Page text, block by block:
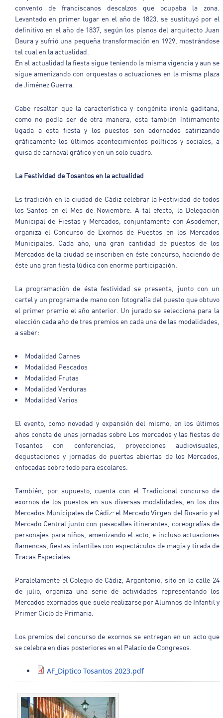
convento de franciscanos descalzos que ocupaba la zona.
Levantado en primer lugar en el año de 1823, se sustituyó por el
definitivo en el año de 1837, según los planos del arquitecto Juan
Daura y sufrió una pequeña transformación en 1929, mostrándose
tal cual en la actualidad.
En al actualidad la fiesta sigue teniendo la misma vigencia y aun se
sigue amenizando con orquestas o actuaciones en la misma plaza
de Jiménez Guerra.
Cabe resaltar que la característica y congénita ironía gaditana,
como no podía ser de otra manera, esta también íntimamente
ligada a esta fiesta y los puestos son adornados satirizando
gráficamente los últimos acontecimientos políticos y sociales, a
guisa de carnaval gráfico y en un solo cuadro.
La Festividad de Tosantos en la actualidad
Es tradición en la ciudad de Cádiz celebrar la Festividad de todos
los Santos en el Mes de Noviembre. A tal efecto, la Delegación
Municipal de Fiestas y Mercados, conjuntamente con Asodemer,
organiza el Concurso de Exornos de Puestos en los Mercados
Municipales. Cada año, una gran cantidad de puestos de los
Mercados de la ciudad se inscriben en éste concurso, haciendo de
éste una gran fiesta lúdica con enorme participación.
La programación de ésta festividad se presenta, junto con un
cartel y un programa de mano con fotografía del puesto que obtuvo
el primer premio el año anterior. Un jurado se selecciona para la
elección cada año de tres premios en cada una de las modalidades,
a saber:
Modalidad Carnes
Modalidad Pescados
Modalidad Frutas
Modalidad Verduras
Modalidad Varios
El evento, como novedad y expansión del mismo, en los últimos
años consta de unas jornadas sobre Los mercados y las fiestas de
Tosantos con conferencias, proyecciones audiovisuales,
degustaciones y jornadas de puertas abiertas de los Mercados,
enfocadas sobre todo para escolares.
También, por supuesto, cuenta con el Tradicional concurso de
exornos de los puestos en sus diversas modalidades, en los dos
Mercados Municipales de Cádiz: el Mercado Virgen del Rosario y el
Mercado Central junto con pasacalles itinerantes, coreografías de
personajes para niños, amenizando el acto, e incluso actuaciones
flamencas, fiestas infantiles con espectáculos de magia y tirada de
Tracas Especiales.
Paralelamente el Colegio de Cádiz, Argantonio, sito en la calle 24
de julio, organiza una serie de actividades representando los
Mercados exornados que suele realizarse por Alumnos de Infantil y
Primer Ciclo de Primaria.
Los premios del concurso de exornos se entregan en un acto que
se celebra en días posteriores en el Palacio de Congresos.
AF_Diptico Tosantos 2023.pdf